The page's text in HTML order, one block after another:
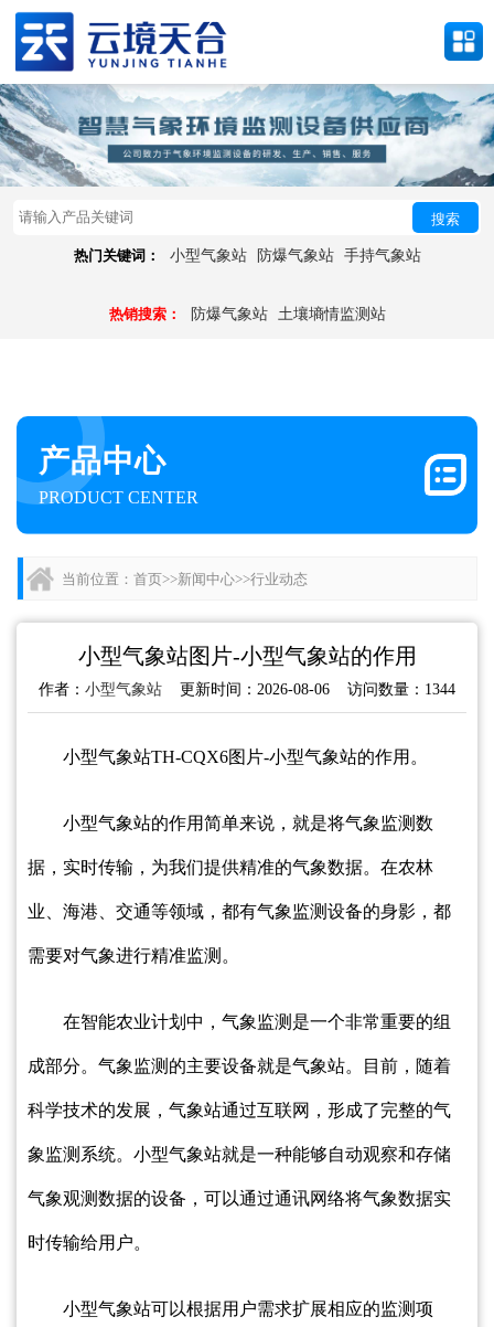
搜索
热门关键词： 小型气象站 防爆气象站 手持气象站
热销搜索： 防爆气象站 土壤墒情监测站
产品中心
PRODUCT CENTER
当前位置： 首页>>新闻中心>>行业动态
小型气象站图片-小型气象站的作用
作者： 小型气象站 更新时间：2026-08-06 访问数量：1344
小型气象站TH-CQX6图片-小型气象站的作用。
小型气象站的作用简单来说，就是将气象监测数
据，实时传输，为我们提供精准的气象数据。在农林
业、海港、交通等领域，都有气象监测设备的身影，都
需要对气象进行精准监测。
在智能农业计划中，气象监测是一个非常重要的组
成部分。气象监测的主要设备就是气象站。目前，随着
科学技术的发展，气象站通过互联网，形成了完整的气
象监测系统。小型气象站就是一种能够自动观察和存储
气象观测数据的设备，可以通过通讯网络将气象数据实
时传输给用户。
小型气象站可以根据用户需求扩展相应的监测项